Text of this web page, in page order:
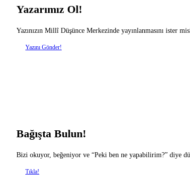
Yazarımız Ol!
Yazınızın Millî Düşünce Merkezinde yayınlanmasını ister
Yazını Gönder!
Bağışta Bulun!
Bizi okuyor, beğeniyor ve “Peki ben ne yapabilirim?” diye
Tıkla!